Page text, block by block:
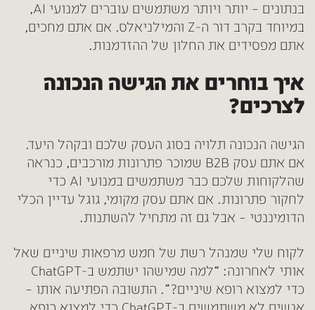
בנתונים – יותר ויותר משתמשים עוברים למנועי AI,
במיוחד בקרב דור ה-Z והמילניאלס. אם אתם מחכים,
אתם מפסידים את החלון של ההזדמנות.
איך בוחרים את הגישה הנכונה
לצרכים?
הגישה הנכונה תלויה בסוג העסק שלכם ובקהל היעד.
אם אתם עסק B2B שמוכר פתרונות מורכבים, כנראה
שהלקוחות שלכם כבר משתמשים במנועי AI כדי
לחקור פתרונות. אם אתם עסק מקומי, גוגל עדיין הכלי
הדומיננטי – אבל גם זה מתחיל להשתנות.
לקוח שלי שמנהל רשת של חמש מרפאות שיניים שאל
אותי לאחרונה: “למה שמישהו ישתמש ב-ChatGPT
כדי למצוא רופא שיניים?”. התשובה הפתיעה אותו –